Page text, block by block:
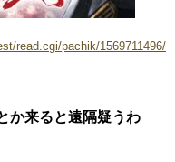
read.cgi/pachik/1569711496/
か来ると遠隔疑うわ